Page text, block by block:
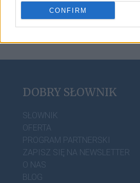
CONFIRM
DOBRY SŁOWNIK
SŁOWNIK
OFERTA
PROGRAM PARTNERSKI
ZAPISZ SIĘ NA NEWSLETTER
O NAS
BLOG